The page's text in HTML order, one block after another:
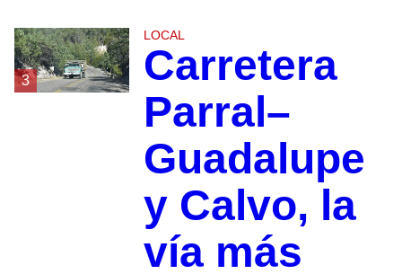
3
LOCAL
Carretera
Parral–
Guadalupe
y Calvo, la
vía más